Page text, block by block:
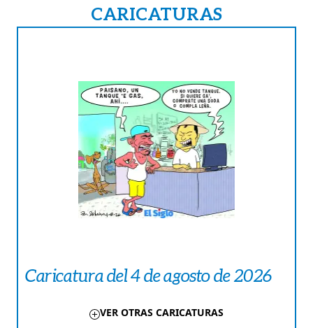
CARICATURAS
Caricatura del 4 de agosto de 2026
VER OTRAS CARICATURAS